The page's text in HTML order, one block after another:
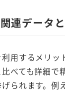
連データ
用するメリッ
べても詳細で
られます。例